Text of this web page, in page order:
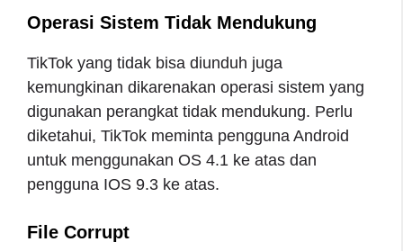
Operasi Sistem Tidak Mendukung
TikTok yang tidak bisa diunduh juga
kemungkinan dikarenakan operasi sistem yang
digunakan perangkat tidak mendukung. Perlu
diketahui, TikTok meminta pengguna Android
untuk menggunakan OS 4.1 ke atas dan
pengguna IOS 9.3 ke atas.
File Corrupt